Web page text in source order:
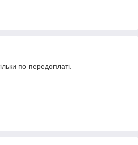
по передоплаті.